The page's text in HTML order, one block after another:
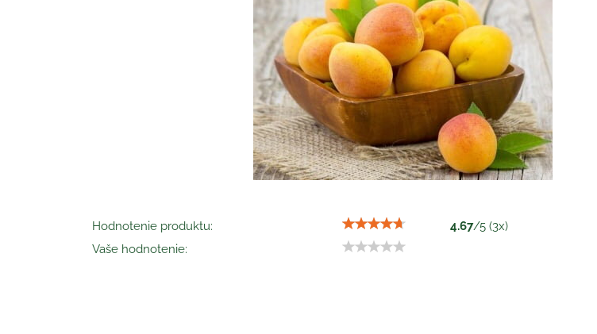
Hodnotenie produktu: 4.67/5 (3x)
Vaše hodnotenie: